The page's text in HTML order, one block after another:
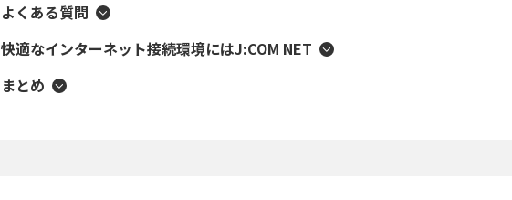
よくある質問
快適なインターネット接続環境にはJ:COM NET
まとめ